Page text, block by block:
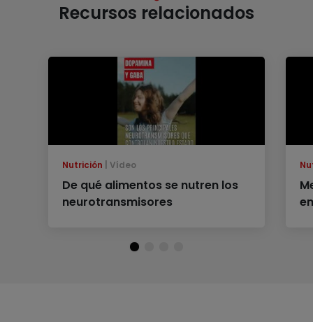
Recursos relacionados
Nutrición Vídeo
De qué alimentos se nutren los
neurotransmisores